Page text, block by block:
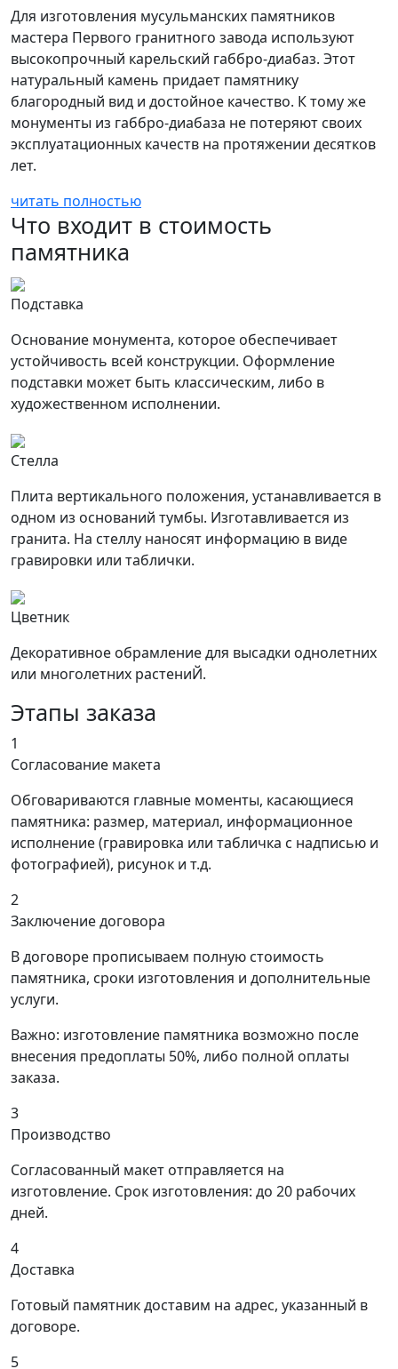
Для изготовления мусульманских памятников
мастера Первого гранитного завода используют
высокопрочный карельский габбро-диабаз. Этот
натуральный камень придает памятнику
благородный вид и достойное качество. К тому же
монументы из габбро-диабаза не потеряют своих
эксплуатационных качеств на протяжении десятков
лет.
читать полностью
Что входит в стоимость
памятника
Подставка
Основание монумента, которое обеспечивает
устойчивость всей конструкции. Оформление
подставки может быть классическим, либо в
художественном исполнении.
Стелла
Плита вертикального положения, устанавливается в
одном из оснований тумбы. Изготавливается из
гранита. На стеллу наносят информацию в виде
гравировки или таблички.
Цветник
Декоративное обрамление для высадки однолетних
или многолетних растениЙ.
Этапы заказа
1
Согласование макета
Обговариваются главные моменты, касающиеся
памятника: размер, материал, информационное
исполнение (гравировка или табличка с надписью и
фотографией), рисунок и т.д.
2
Заключение договора
В договоре прописываем полную стоимость
памятника, сроки изготовления и дополнительные
услуги.
Важно: изготовление памятника возможно после
внесения предоплаты 50%, либо полной оплаты
заказа.
3
Производство
Согласованный макет отправляется на
изготовление. Срок изготовления: до 20 рабочих
дней.
4
Доставка
Готовый памятник доставим на адрес, указанный в
договоре.
5